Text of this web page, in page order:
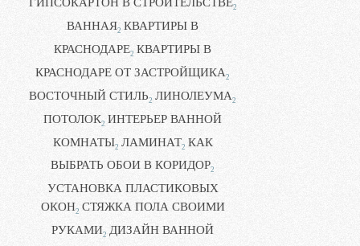
2
ВАННАЯ2 КВАРТИРЫ В
КРАСНОДАРЕ2 КВАРТИРЫ В
КРАСНОДАРЕ ОТ ЗАСТРОЙЩИКА2
ВОСТОЧНЫЙ СТИЛЬ2 ЛИНОЛЕУМА2
ПОТОЛОК2 ИНТЕРЬЕР ВАННОЙ
КОМНАТЫ2 ЛАМИНАТ2 КАК
ВЫБРАТЬ ОБОИ В КОРИДОР2
УСТАНОВКА ПЛАСТИКОВЫХ
ОКОН2 СТЯЖКА ПОЛА СВОИМИ
РУКАМИ2 ДИЗАЙН ВАННОЙ